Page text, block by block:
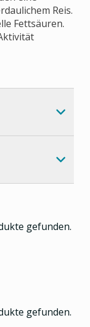
Reis.
Fettsäuren.
gefunden.
gefunden.